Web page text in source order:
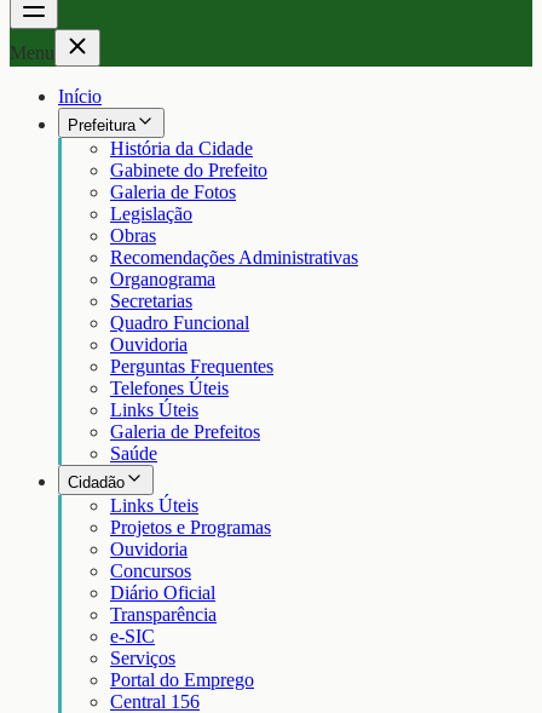
Menu
Início
Prefeitura
História da Cidade
Gabinete do Prefeito
Galeria de Fotos
Legislação
Obras
Recomendações Administrativas
Organograma
Secretarias
Quadro Funcional
Ouvidoria
Perguntas Frequentes
Telefones Úteis
Links Úteis
Galeria de Prefeitos
Saúde
Cidadão
Links Úteis
Projetos e Programas
Ouvidoria
Concursos
Diário Oficial
Transparência
e-SIC
Serviços
Portal do Emprego
Central 156